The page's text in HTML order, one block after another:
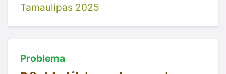
Tamaulipas 2025
Problema